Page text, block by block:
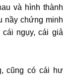
và hình thành
nầy chứng minh
cái ngụy, cái giả
cũng có cái hư